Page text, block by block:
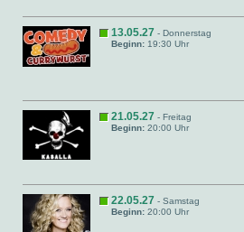
13.05.27 - Donnerstag
Beginn: 19:30 Uhr
21.05.27 - Freitag
Beginn: 20:00 Uhr
22.05.27 - Samstag
Beginn: 20:00 Uhr